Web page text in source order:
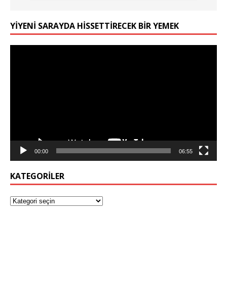
YIYENI SARAYDA HISSETTIRECEK BIR YEMEK
00:00 06:55
KATEGORILER